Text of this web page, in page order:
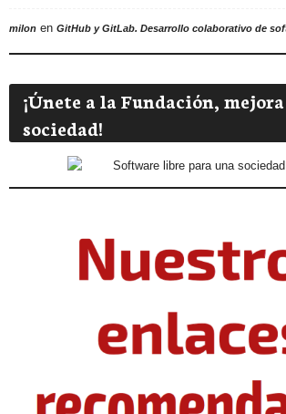
milon en GitHub y GitLab. Desarrollo colaborativo de
¡Únete a la Fundación,
sociedad!